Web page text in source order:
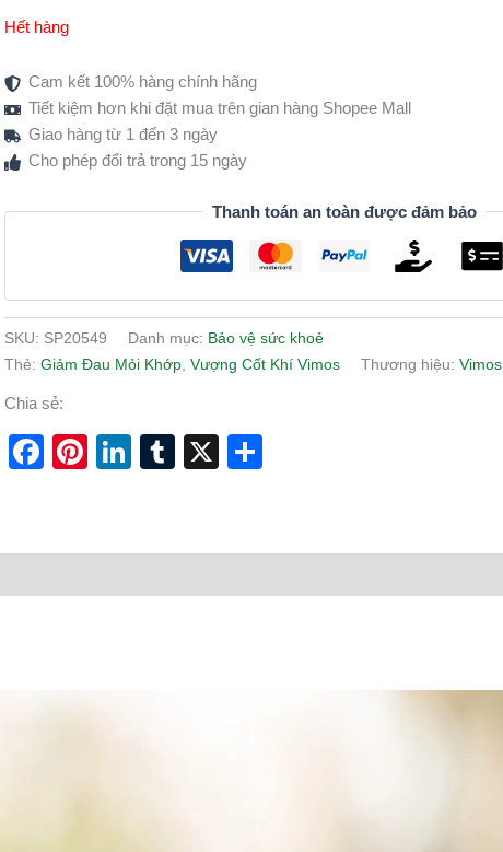
Hết hàng
Cam kết 100% hàng chính hãng
Tiết kiệm hơn khi đặt mua trên gian hàng Shopee Mall
Giao hàng từ 1 đến 3 ngày
Cho phép đổi trả trong 15 ngày
Thanh toán an toàn được đảm bảo
SKU: SP20549 Danh mục: Bảo vệ sức khoẻ
Thẻ: Giảm Đau Mỏi Khớp, Vượng Cốt Khí Vimos Thương hiệu: Vimos
Chia sẻ:
Facebook
Pinterest
LinkedIn
Tumblr
X